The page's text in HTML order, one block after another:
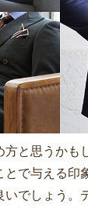
方と思うか
とで与える印
いでしょう。